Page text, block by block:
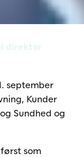
direktør
september
Kunder
Sundhed og
som